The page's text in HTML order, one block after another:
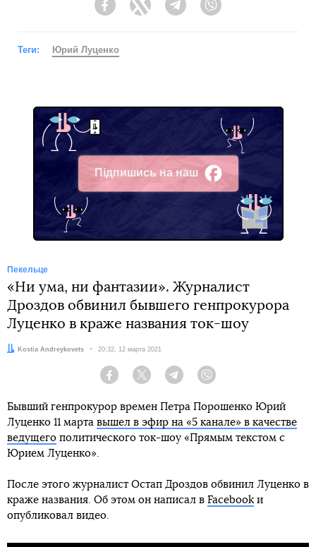
FacebookTwitter Telegram
Теги: Юрий Луценко
Підпишись на наш
Facebook
Пекельце
«Ни ума, ни фантазии». Журналист
Дроздов обвинил бывшего генпрокурора
Луценко в краже названия ток-шоу
Автор:Kostia Andreykovets Дата:
20:32, 12 марта 2021
Facebook Twitter Telegram
Бывший генпрокурор времен Петра Порошенко Юрий
Луценко 11 марта вышел в эфир на «5 канале» в качестве
ведущего политического ток-шоу «Прямым текстом с
Юрием Луценко».
После этого журналист Остап Дроздов обвинил Луценко в
краже названия. Об этом он написал в Facebook и
опубликовал видео.